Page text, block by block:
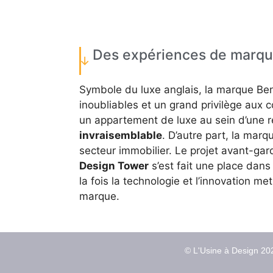
Des expériences de
Symbole du luxe anglais, la marque
inoubliables et un grand privilège aux
un appartement de luxe au sein
invraisemblable. D’autre part, la
secteur immobilier. Le projet avant-
Design Towers’est fait une place
la fois la technologie et l’innovation
marque.
© L'Usine à Design